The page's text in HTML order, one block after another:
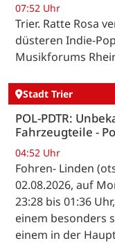
07:52 Uhr
Trier. Ratte Rosa
düsteren Indie-
Musikforums
Stadt Trier
POL-PDTR:
Fahrzeugteile -
04:52 Uhr
Fohren- Linden
02.08.2026, auf
23:28 bis 01:36
einem besonders
einem in der